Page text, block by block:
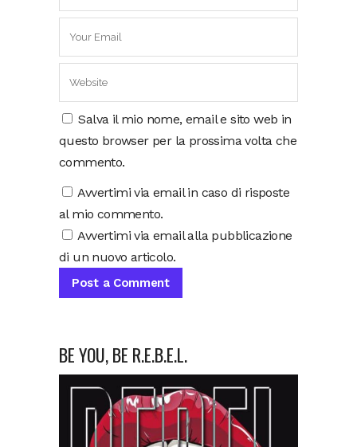
Salva il mio nome, email e sito web in
questo browser per la prossima volta che
commento.
Avvertimi via email in caso di risposte
al mio commento.
Avvertimi via email alla pubblicazione
di un nuovo articolo.
BE YOU, BE R.E.B.E.L.